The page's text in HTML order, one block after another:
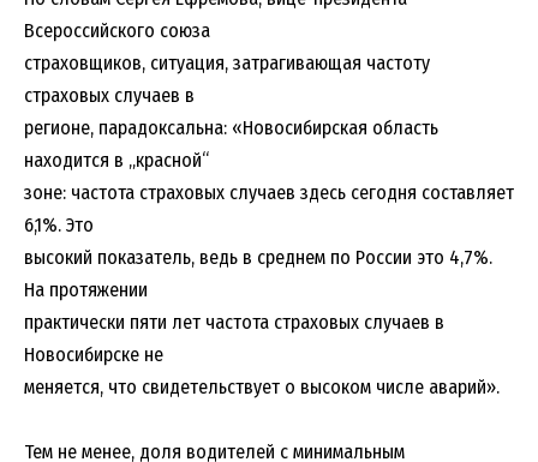
Всероссийского союза
страховщиков, ситуация, затрагивающая частоту
страховых случаев в
регионе, парадоксальна: «Новосибирская область
находится в „красной“
зоне: частота страховых случаев здесь сегодня составляет
6,1%. Это
высокий показатель, ведь в среднем по России это 4,7%.
На протяжении
практически пяти лет частота страховых случаев в
Новосибирске не
меняется, что свидетельствует о высоком числе аварий».
Тем не менее, доля водителей с минимальным